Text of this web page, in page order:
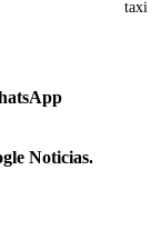
taxi
Noticias.